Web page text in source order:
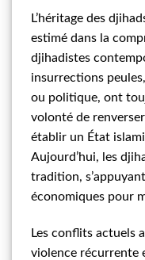
L’héritage des
estimé dans la
djihadistes
insurrections
ou politique, ont
volonté de
établir un État
Aujourd’hui, les
tradition,
économiques pour
Les conflits actuels
violence récurrente